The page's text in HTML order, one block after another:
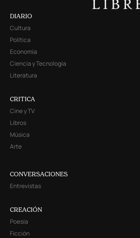
DIARIO
Cultura
Política
Economía
Ciencia y Tecnología
Literatura
CRITICA
Cine y TV
Libros
Música
Arte
CONVERSACIONES
Entrevistas
CREACIÓN
Poesía
Ficción